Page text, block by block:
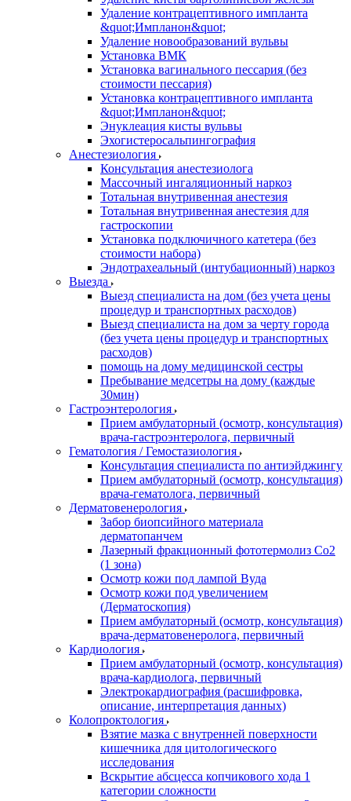
Удаление контрацептивного импланта
&quot;Импланон&quot;
Удаление новообразований вульвы
Установка ВМК
Установка вагинального пессария (без
стоимости пессария)
Установка контрацептивного импланта
&quot;Импланон&quot;
Энуклеация кисты вульвы
Эхогистеросальпингография
Анестезиология
Консультация анестезиолога
Массочный ингаляционный наркоз
Тотальная внутривенная анестезия
Тотальная внутривенная анестезия для
гастроскопии
Установка подключичного катетера (без
стоимости набора)
Эндотрахеальный (интубационный) наркоз
Выезда
Выезд специалиста на дом (без учета цены
процедур и транспортных расходов)
Выезд специалиста на дом за черту города
(без учета цены процедур и транспортных
расходов)
помощь на дому медицинской сестры
Пребывание медсетры на дому (каждые
30мин)
Гастроэнтерология
Прием амбулаторный (осмотр, консультация)
врача-гастроэнтеролога, первичный
Гематология / Гемостазиология
Консультация специалиста по антиэйджингу
Прием амбулаторный (осмотр, консультация)
врача-гематолога, первичный
Дерматовенерология
Забор биопсийного материала
дерматопанчем
Лазерный фракционный фототермолиз Со2
(1 зона)
Осмотр кожи под лампой Вуда
Осмотр кожи под увеличением
(Дерматоскопия)
Прием амбулаторный (осмотр, консультация)
врача-дерматовенеролога, первичный
Кардиология
Прием амбулаторный (осмотр, консультация)
врача-кардиолога, первичный
Электрокардиография (расшифровка,
описание, интерпретация данных)
Колопроктология
Взятие мазка с внутренней поверхности
кишечника для цитологического
исследования
Вскрытие абсцесса копчикового хода 1
категории сложности